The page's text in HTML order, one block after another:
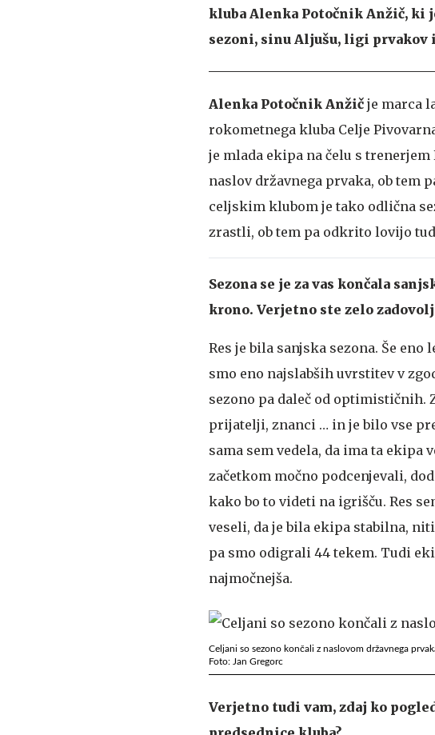
kluba Alenka Potočnik Anžič, ki
sezoni, sinu Aljušu, ligi
Alenka Potočnik Anžič je marca
rokometnega kluba Celje
je mlada ekipa na čelu s
naslov državnega prvaka, ob tem
celjskim klubom je tako odlična
zrastli, ob tem pa odkrito lovijo
Sezona se je za vas končala
krono. Verjetno ste zelo
Res je bila sanjska sezona. Še
smo eno najslabših uvrstitev v
sezono pa daleč od optimističnih.
prijatelji, znanci … in je bilo vse
sama sem vedela, da ima ta
začetkom močno podcenjevali,
kako bo to videti na igrišču. Res
veseli, da je bila ekipa stabilna,
pa smo odigrali 44 tekem. Tudi
najmočnejša.
Celjani so sezono končali z naslovom državnega
Foto: Jan Gregorc
Verjetno tudi vam, zdaj ko